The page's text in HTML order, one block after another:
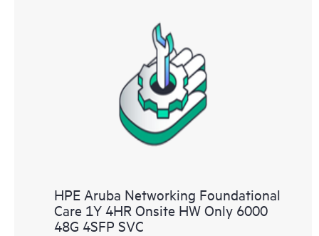
HPE Aruba Networking Foundational
Care 1Y 4HR Onsite HW Only 6000
48G 4SFP SVC